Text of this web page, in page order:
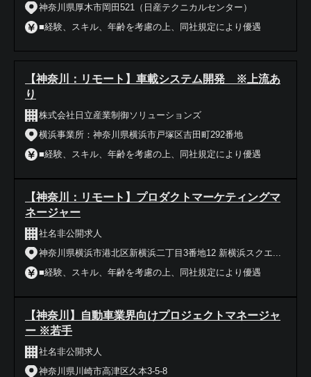
神奈川県厚木市岡田521（日産テクニカルセンター）
■経験、スキル、年齢を考慮の上、同社規定により優遇
【神奈川：リモート】車載システム開発 ※上流あ
り
株式会社日立産業制御ソリューションズ
横浜事業所：神奈川県横浜市戸塚区吉田町292番地
■経験、スキル、年齢を考慮の上、同社規定により優遇
【神奈川：リモート】プロダクトマーケティングマ
ネージャー
社名非公開求人
神奈川県横浜市港北区新横浜二丁目3番地12 新横浜スクエ...
■経験、スキル、年齢を考慮の上、同社規定により優遇
【神奈川】自動車業界向けプロジェクトマネージャ
ー ※若手
社名非公開求人
神奈川県川崎市高津区久本3-5-8